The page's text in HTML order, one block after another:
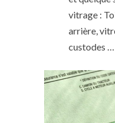
vitrage :
arrière,
custodes …